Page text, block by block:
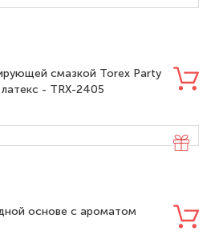
смазкой Torex Party
- TRX-2405
основе с ароматом